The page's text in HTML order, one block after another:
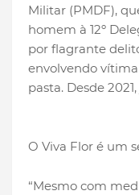
Militar (PMDF),
homem à 12º
por flagrante
envolvendo
pasta. Desde
O Viva Flor é um
“Mesmo com